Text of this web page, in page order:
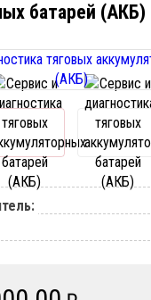
батарей (АКБ)